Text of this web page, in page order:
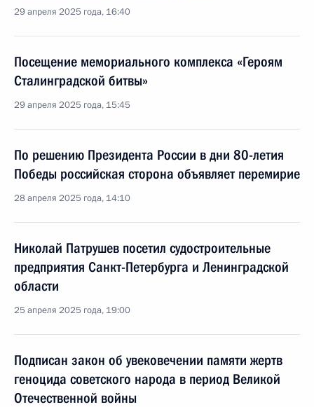
29 апреля 2025 года, 16:40
Посещение мемориального комплекса «Героям
Сталинградской битвы»
29 апреля 2025 года, 15:45
По решению Президента России в дни 80-летия
Победы российская сторона объявляет перемирие
28 апреля 2025 года, 14:10
Николай Патрушев посетил судостроительные
предприятия Санкт-Петербурга и Ленинградской
области
25 апреля 2025 года, 19:00
Подписан закон об увековечении памяти жертв
геноцида советского народа в период Великой
Отечественной войны